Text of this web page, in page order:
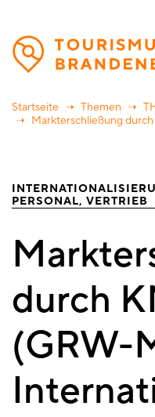
Direkt
zum
Inhalt
Startseite Themen
Markterschließung
PERSONAL VERTRIEB
durch
(GRW-